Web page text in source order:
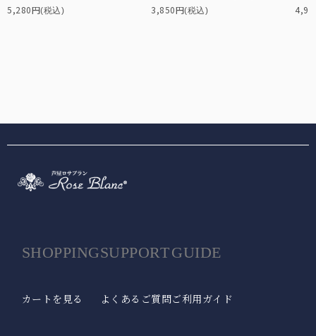
5,280円(税込)
3,850円(税込)
SHOPPING
カートを見る
SUPPORT
よくあるご質問
GUIDE
ご利用ガイド